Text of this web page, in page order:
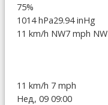
75%
1014 hPa29.94 inHg
11 km/h NW7 mph NW
11 km/h 7 mph
Нед, 09 09:00